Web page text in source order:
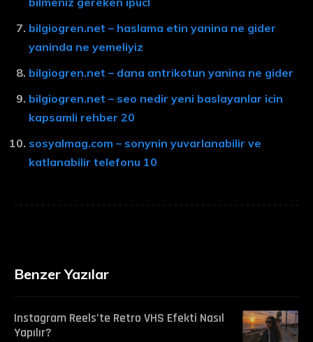
bilgiogren.net – haslama etin yanina ne gider
yaninda ne yemeliyiz
bilgiogren.net – dana antrikotun yanina ne gider
bilgiogren.net – seo nedir yeni baslayanlar icin
kapsamli rehber 20
sosyalmag.com – sonynin yuvarlanabilir ve
katlanabilir telefonu 10
Benzer Yazılar
Instagram Reels’te Retro VHS Efekti Nasıl
Yapılır?